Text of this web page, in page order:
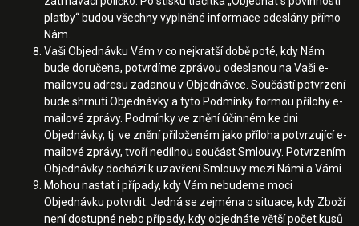
platby“ budou všechny vyplněné informace odeslány přímo
Nám.
Vaši Objednávku Vám v co nejkratší době poté, kdy Nám
bude doručena, potvrdíme zprávou odeslanou na Vaši e-
mailovou adresu zadanou v Objednávce. Součástí potvrzení
bude shrnutí Objednávky a tyto Podmínky formou přílohy e-
mailové zprávy. Podmínky ve znění účinném ke dni
Objednávky, tj. ve znění přiloženém jako příloha potvrzující e-
mailové zprávy, tvoří nedílnou součást Smlouvy. Potvrzením
Objednávky dochází k uzavření Smlouvy mezi Námi a Vámi.
Mohou nastat i případy, kdy Vám nebudeme moci
Objednávku potvrdit. Jedná se zejména o situace, kdy Zboží
není dostupné nebo případy, kdy objednáte větší počet kusů